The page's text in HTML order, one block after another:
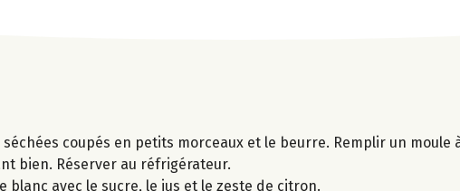
coupés en petits morceaux et le beurre. Remplir un moule
bien. Réserver au réfrigérateur.
avec le sucre, le jus et le zeste de citron.